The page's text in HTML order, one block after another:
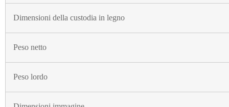
Dimensioni della custodia in legno
Peso netto
Peso lordo